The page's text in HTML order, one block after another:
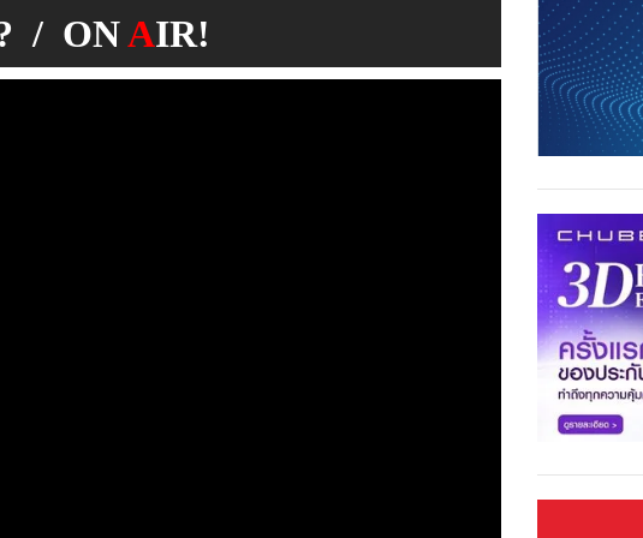
/ ONAIR!